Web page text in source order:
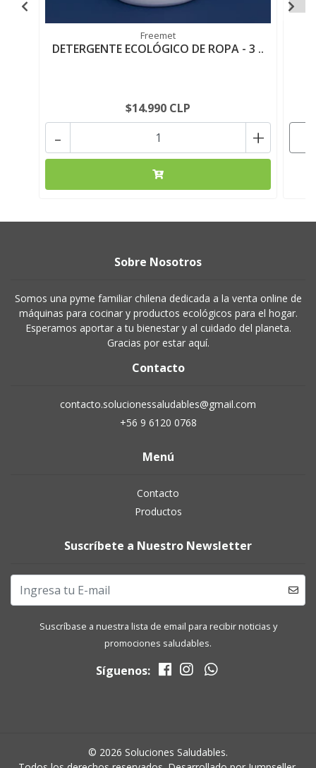
Freemet
DETERGENTE ECOLÓGICO DE ROPA - 3 ..
$14.990 CLP
+
-
Sobre Nosotros
Somos una pyme familiar chilena dedicada a la venta online de
máquinas para cocinar y productos ecológicos para el hogar.
Esperamos aportar a tu bienestar y al cuidado del planeta.
Gracias por estar aquí.
Contacto
contacto.solucionessaludables@gmail.com
+56 9 6120 0768
Menú
Contacto
Productos
Suscríbete a Nuestro Newsletter
Suscríbase a nuestra lista de email para recibir noticias y
promociones saludables.
Síguenos:
© 2026 Soluciones Saludables.